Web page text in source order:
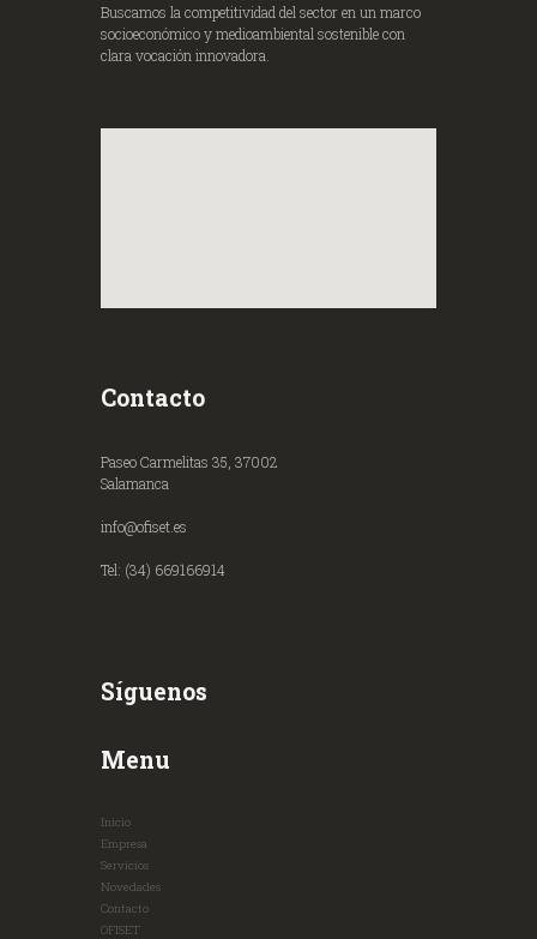
Buscamos la competitividad del sector en un marco
socioeconómico y medioambiental sostenible con
clara vocación innovadora.
Contacto
Paseo Carmelitas 35, 37002
Salamanca
info@ofiset.es
Tel: (34) 669166914
Síguenos
Menu
Inicio
Empresa
Servicios
Novedades
Contacto
OFISET